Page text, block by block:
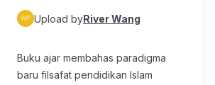
Upload byRiver Wang
Buku ajar membahas paradigma
baru filsafat pendidikan Islam